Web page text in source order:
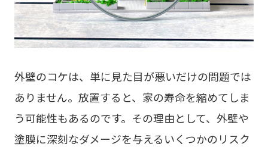
外壁のコケは、単に見た目が悪いだけの問題では
ありません。放置すると、家の寿命を縮めてしま
う可能性もあるのです。その理由として、外壁や
塗膜に深刻なダメージを与えるいくつかのリスク